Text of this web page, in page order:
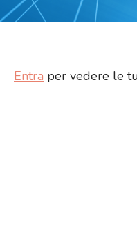
Entra per vedere le